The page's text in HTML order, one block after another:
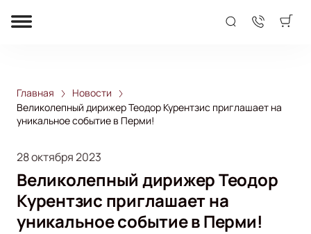
Главная
Новости
Великолепный дирижер Теодор Курентзис приглашает на
уникальное событие в Перми!
28 октября 2023
Великолепный дирижер Теодор
Курентзис приглашает на
уникальное событие в Перми!